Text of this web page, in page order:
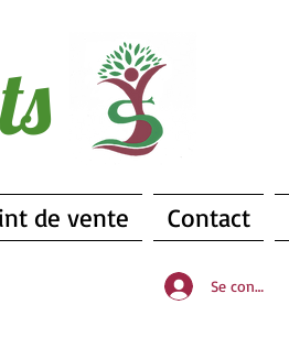
de vente Contact
Se connecter